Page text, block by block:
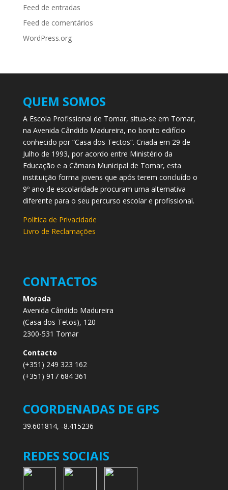
Feed de entradas
Feed de comentários
WordPress.org
QUEM SOMOS
A Escola Profissional de Tomar, situa-se em Tomar,
na Avenida Cândido Madureira, no bonito edifício
conhecido por “Casa dos Tectos”. Criada em 29 de
Julho de 1993, por acordo entre Ministério da
Educação e a Câmara Municipal de Tomar, esta
instituição forma jovens que após terem concluído o
9º ano de escolaridade procuram uma alternativa
diferente para o seu percurso escolar e profissional.
Política de Privacidade
Livro de Reclamações
CONTACTOS
Morada
Avenida Cândido Madureira
(Casa dos Tetos), 120
2300-531 Tomar
Contacto
(+351) 249 323 162
(+351) 917 684 361
COORDENADAS DE GPS
39.601814, -8.415236
REDES SOCIAIS